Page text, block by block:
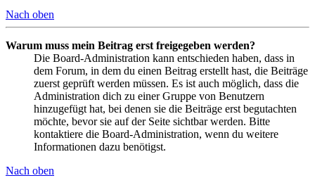
Nach oben
Warum muss mein Beitrag erst freigegeben werden?
Die Board-Administration kann entschieden haben, dass in
dem Forum, in dem du einen Beitrag erstellt hast, die Beiträge
zuerst geprüft werden müssen. Es ist auch möglich, dass die
Administration dich zu einer Gruppe von Benutzern
hinzugefügt hat, bei denen sie die Beiträge erst begutachten
möchte, bevor sie auf der Seite sichtbar werden. Bitte
kontaktiere die Board-Administration, wenn du weitere
Informationen dazu benötigst.
Nach oben